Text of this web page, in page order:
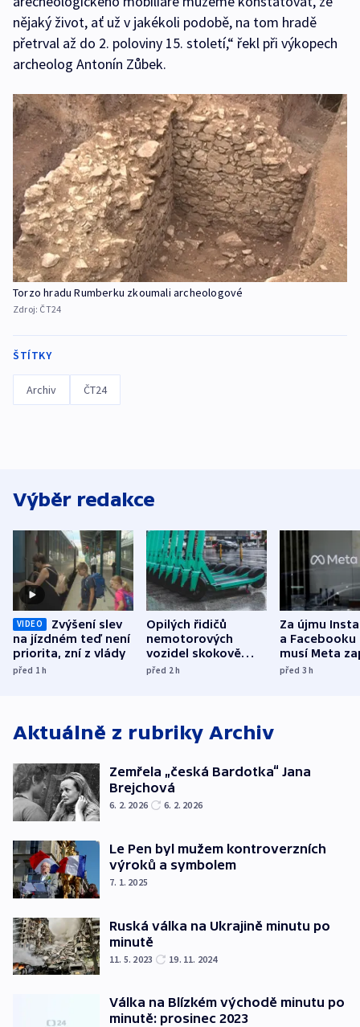
nějaký život, ať už v jakékoli podobě, na tom hradě
přetrval až do 2. poloviny 15. století,“ řekl při výkopech
archeolog Antonín Zůbek.
Torzo hradu Rumberku zkoumali archeologové
Zdroj: ČT24
ŠTÍTKY
Archiv ČT24
Výběr redakce
VIDEO
Zvýšení slev
na jízdném teď není
priorita, zní z vlády
před 1h
Opilých řidičů
nemotorových
vozidel skokově
přibylo, nejvíc ve
před 2h
Za újmu
a
musí Meta
půl miliardy
před 3h
Aktuálně z rubriky Archiv
Zemřela „česká Bardotka“ Jana
Brejchová
6. 2. 2026 6. 2. 2026
Le Pen byl mužem kontroverzních
výroků a symbolem
7. 1. 2025
Ruská válka na Ukrajině minutu po
minutě
11. 5. 2023 19. 11. 2024
Válka na Blízkém východě minutu po
minutě: prosinec 2023